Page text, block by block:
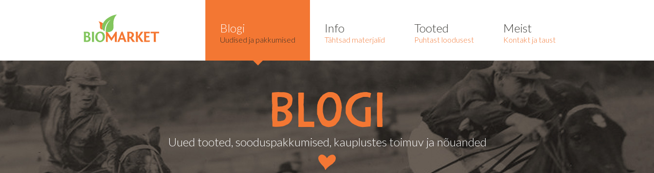
Blogi
Uudised ja pakkumised
Info
Tähtsad materjalid
Tooted
Puhtast loodusest
Meist
Kontakt ja taust
Blogi
Uued tooted, sooduspakkumised, kauplustes toimuv ja nõuanded